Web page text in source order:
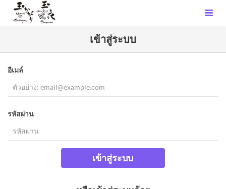
เข้าสู่ระบบ
อีเมล์
รหัสผ่าน
เข้าสู่ระบบ